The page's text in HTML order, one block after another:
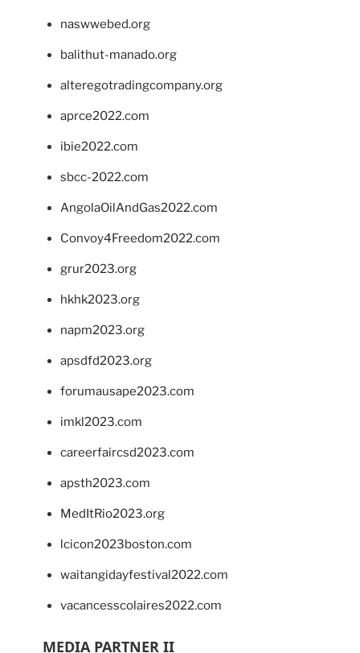
naswwebed.org
balithut-manado.org
alteregotradingcompany.org
aprce2022.com
ibie2022.com
sbcc-2022.com
AngolaOilAndGas2022.com
Convoy4Freedom2022.com
grur2023.org
hkhk2023.org
napm2023.org
apsdfd2023.org
forumausape2023.com
imkl2023.com
careerfaircsd2023.com
apsth2023.com
MedItRio2023.org
lcicon2023boston.com
waitangidayfestival2022.com
vacancesscolaires2022.com
MEDIA PARTNER II